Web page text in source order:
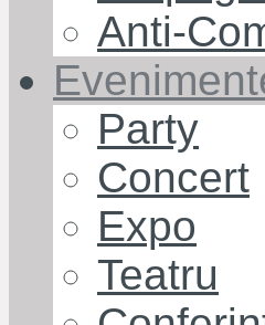
Anti-
Party
Concert
Expo
Teatru